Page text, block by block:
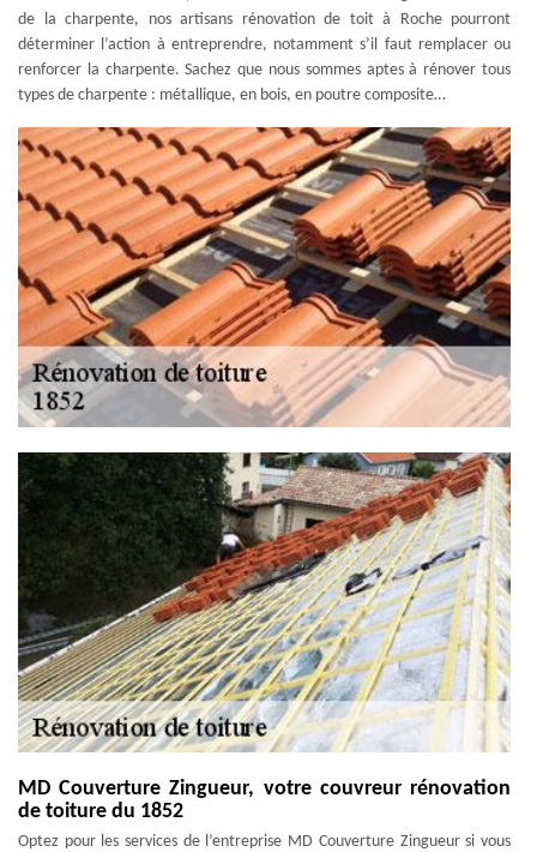
de la charpente, nos artisans rénovation de toit à Roche pourront
déterminer l’action à entreprendre, notamment s’il faut remplacer ou
renforcer la charpente. Sachez que nous sommes aptes à rénover tous
types de charpente : métallique, en bois, en poutre composite…
MD Couverture Zingueur, votre couvreur rénovation
de toiture du 1852
Optez pour les services de l’entreprise MD Couverture Zingueur si vous